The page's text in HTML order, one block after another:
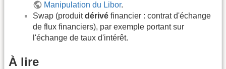
Manipulation du Libor.
Swap (produitdérivé financier : contrat d'échange
de flux financiers), par exemple portant sur
l'échange de taux d'intérêt.
À lire